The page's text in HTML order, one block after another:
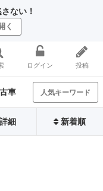
ない！
く
ログイン 投稿
車 人気キーワード
詳細 新着順